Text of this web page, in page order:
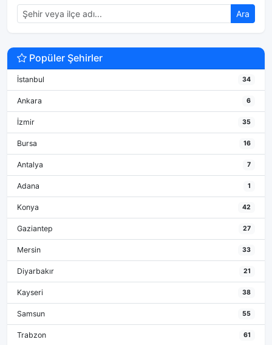
Ara
Popüler Şehirler
İstanbul 34
Ankara 6
İzmir 35
Bursa 16
Antalya 7
Adana 1
Konya 42
Gaziantep 27
Mersin 33
Diyarbakır 21
Kayseri 38
Samsun 55
Trabzon 61